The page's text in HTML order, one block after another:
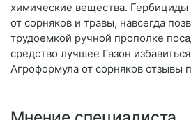
химические вещества. Гербициды
от сорняков и травы, навсегда
трудоемкой ручной прополке
средство лучшее Газон
Агроформула от сорняков отзывы